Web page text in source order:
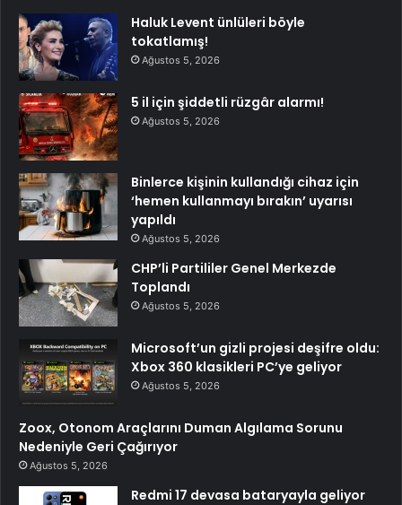
Haluk Levent ünlüleri böyle
tokatlamış!
Ağustos 5, 2026
5 il için şiddetli rüzgâr alarmı!
Ağustos 5, 2026
Binlerce kişinin kullandığı cihaz için
‘hemen kullanmayı bırakın’ uyarısı
yapıldı
Ağustos 5, 2026
CHP’li Partililer Genel Merkezde
Toplandı
Ağustos 5, 2026
Microsoft’un gizli projesi deşifre oldu:
Xbox 360 klasikleri PC’ye geliyor
Ağustos 5, 2026
Zoox, Otonom Araçlarını Duman Algılama Sorunu
Nedeniyle Geri Çağırıyor
Ağustos 5, 2026
Redmi 17 devasa bataryayla geliyor